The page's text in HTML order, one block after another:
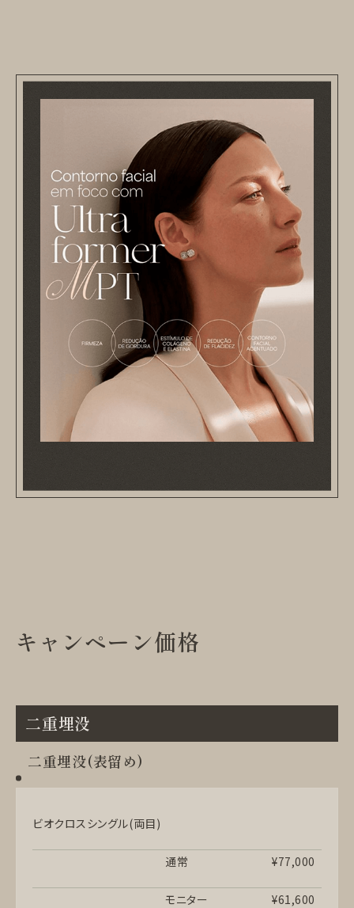
キャンペーン価格
二重埋没
二重埋没(表留め)
ビオクロスシングル(両目)
通常 ¥77,000
モニター ¥61,600